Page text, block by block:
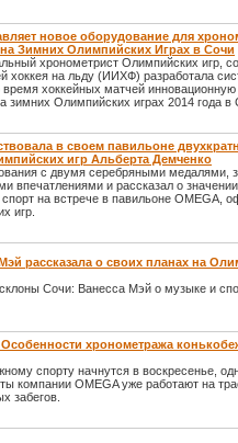
новое оборудование для
Зимних Олимпийских Играх в Сочи
хронометрист Олимпийских игр,
хоккея на льду (ИИХФ) разработала
время хоккейных матчей инновационную
зимних Олимпийских играх 2014 года в
в своем павильоне
игр Альберта Демченко
с двумя серебряными медалями,
впечатлениями и рассказал о
на встрече в павильоне OMEGA,
игр.
рассказала о своих планах на
Сочи: Ванесса Мэй о музыке и
Особенности хронометража
спорту начнутся в воскресенье,
компании OMEGA уже работают на
забегов.